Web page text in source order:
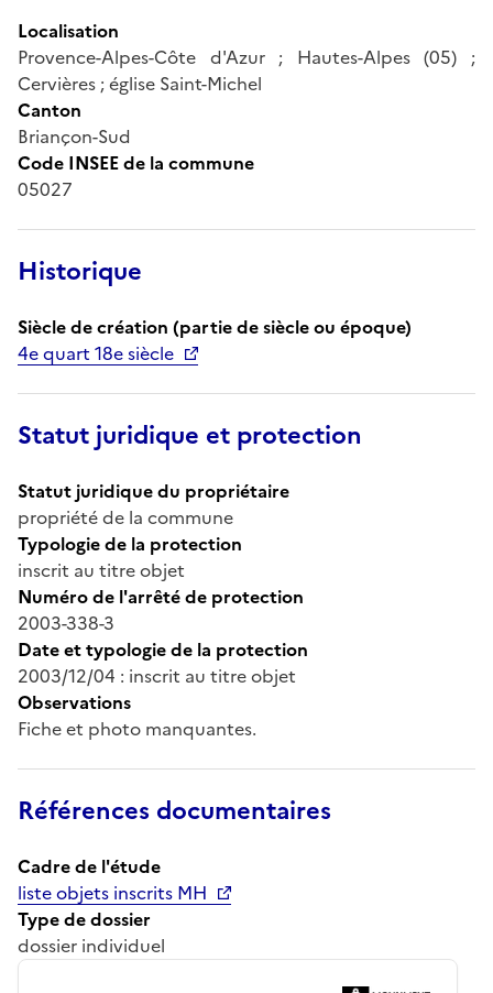
Localisation
Provence-Alpes-Côte d'Azur ; Hautes-Alpes (05) ;
Cervières ; église Saint-Michel
Canton
Briançon-Sud
Code INSEE de la commune
05027
Historique
Siècle de création (partie de siècle ou époque)
4e quart 18e siècle
Statut juridique et protection
Statut juridique du propriétaire
propriété de la commune
Typologie de la protection
inscrit au titre objet
Numéro de l'arrêté de protection
2003-338-3
Date et typologie de la protection
2003/12/04 : inscrit au titre objet
Observations
Fiche et photo manquantes.
Références documentaires
Cadre de l'étude
liste objets inscrits MH
Type de dossier
dossier individuel